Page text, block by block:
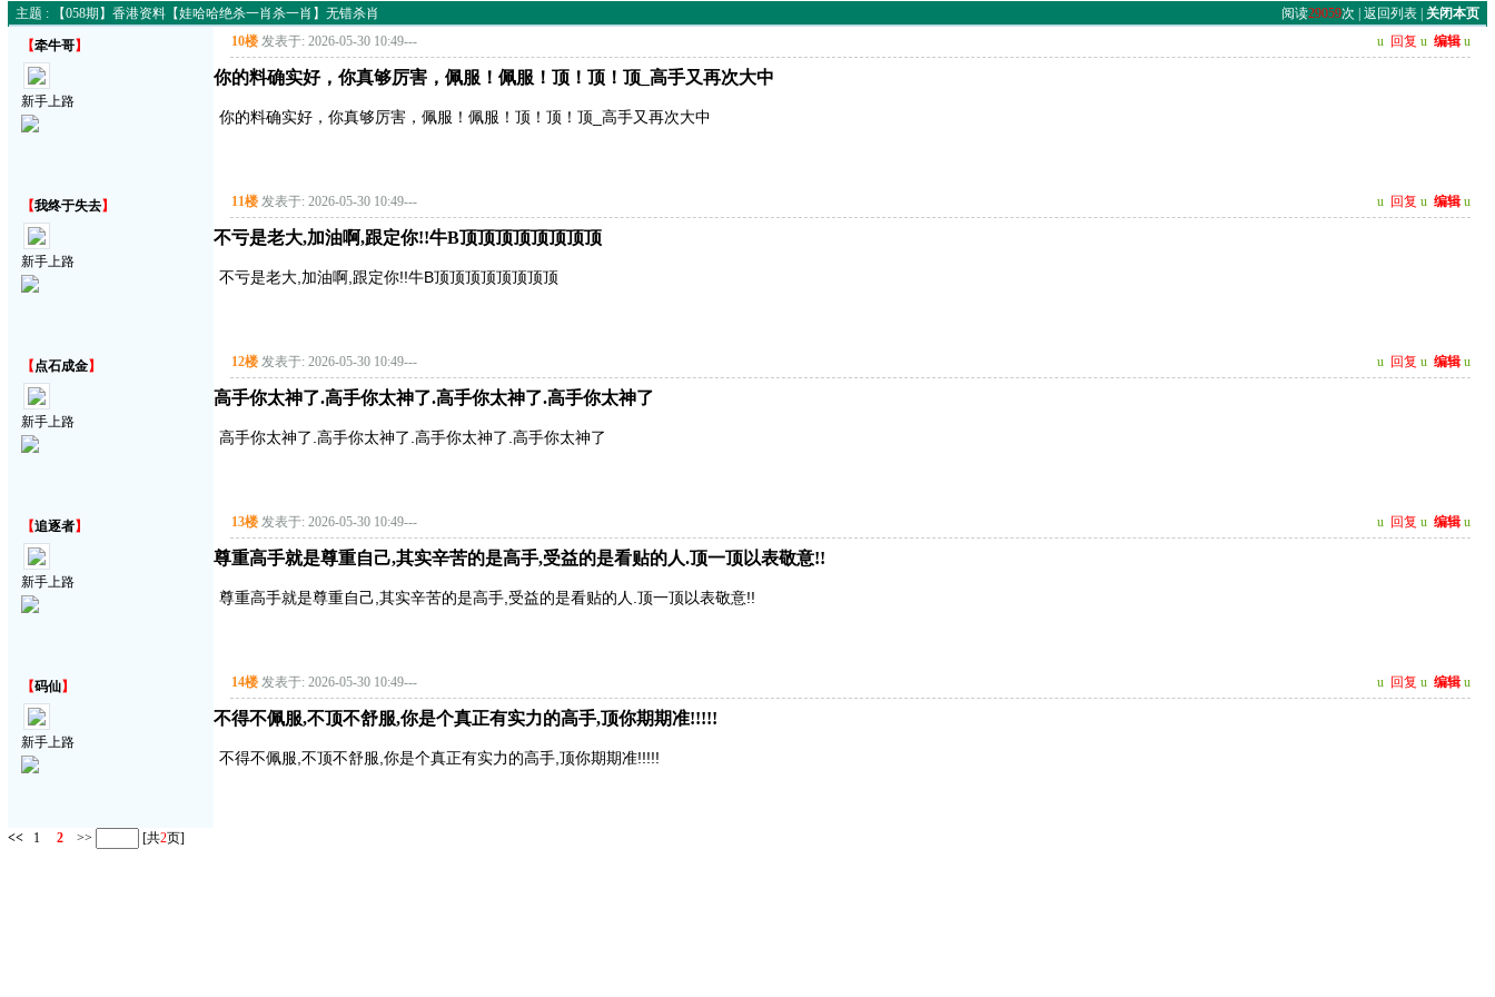
主题 : 【058期】香港资料【娃哈哈绝杀一肖杀一肖】无错杀肖 阅读29059次 | 返回列表| 关闭本页
【牵牛哥】
新手上路
10楼 发表于: 2026-05-30 10:49--- u 回复 u 编辑 u
你的料确实好，你真够厉害，佩服！佩服！顶！顶！顶_高手又再次大中
你的料确实好，你真够厉害，佩服！佩服！顶！顶！顶_高手又再次大中
【我终于失去】
新手上路
11楼 发表于: 2026-05-30 10:49--- u 回复 u 编辑 u
不亏是老大,加油啊,跟定你!!牛B顶顶顶顶顶顶顶顶
不亏是老大,加油啊,跟定你!!牛B顶顶顶顶顶顶顶顶
【点石成金】
新手上路
12楼 发表于: 2026-05-30 10:49--- u 回复 u 编辑 u
高手你太神了.高手你太神了.高手你太神了.高手你太神了
高手你太神了.高手你太神了.高手你太神了.高手你太神了
【追逐者】
新手上路
13楼 发表于: 2026-05-30 10:49--- u 回复 u 编辑 u
尊重高手就是尊重自己,其实辛苦的是高手,受益的是看贴的人.顶一顶以表敬意!!
尊重高手就是尊重自己,其实辛苦的是高手,受益的是看贴的人.顶一顶以表敬意!!
【码仙】
新手上路
14楼 发表于: 2026-05-30 10:49--- u 回复 u 编辑 u
不得不佩服,不顶不舒服,你是个真正有实力的高手,顶你期期准!!!!!
不得不佩服,不顶不舒服,你是个真正有实力的高手,顶你期期准!!!!!
<< 1 2 >> [共2页]